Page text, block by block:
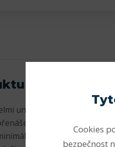
univerzální. Jsou vhodná
radiální i axiální
údržbu. Protože
Cookies
bezpečnost